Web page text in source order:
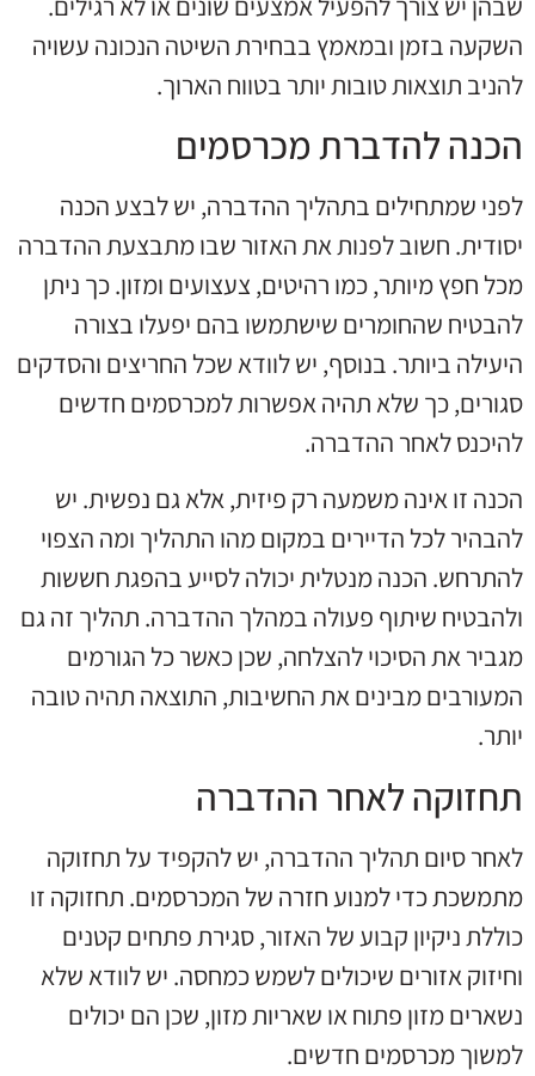
השקעה בזמן ובמאמץ בבחירת השיטה הנכונה עשויה
להניב תוצאות טובות יותר בטווח הארוך.
הכנה להדברת מכרסמים
לפני שמתחילים בתהליך ההדברה, יש לבצע הכנה
יסודית. חשוב לפנות את האזור שבו מתבצעת ההדברה
מכל חפץ מיותר, כמו רהיטים, צעצועים ומזון. כך ניתן
להבטיח שהחומרים שישתמשו בהם יפעלו בצורה
היעילה ביותר. בנוסף, יש לוודא שכל החריצים והסדקים
סגורים, כך שלא תהיה אפשרות למכרסמים חדשים
להיכנס לאחר ההדברה.
הכנה זו אינה משמעה רק פיזית, אלא גם נפשית. יש
להבהיר לכל הדיירים במקום מהו התהליך ומה הצפוי
להתרחש. הכנה מנטלית יכולה לסייע בהפגת חששות
ולהבטיח שיתוף פעולה במהלך ההדברה. תהליך זה גם
מגביר את הסיכוי להצלחה, שכן כאשר כל הגורמים
המעורבים מבינים את החשיבות, התוצאה תהיה טובה
יותר.
תחזוקה לאחר ההדברה
לאחר סיום תהליך ההדברה, יש להקפיד על תחזוקה
מתמשכת כדי למנוע חזרה של המכרסמים. תחזוקה זו
כוללת ניקיון קבוע של האזור, סגירת פתחים קטנים
וחיזוק אזורים שיכולים לשמש כמחסה. יש לוודא שלא
נשארים מזון פתוח או שאריות מזון, שכן הם יכולים
למשוך מכרסמים חדשים.